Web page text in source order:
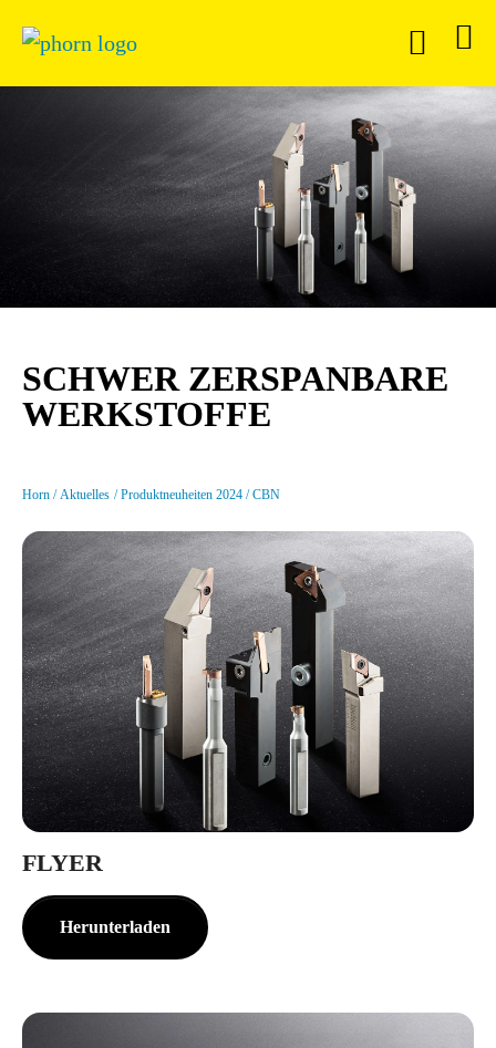
SCHWER ZERSPANBARE
WERKSTOFFE
Horn Aktuelles Produktneuheiten 2024 CBN
FLYER
Herunterladen